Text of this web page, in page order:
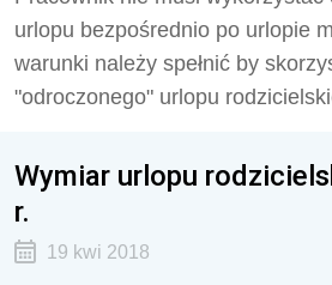
urlopu bezpośrednio po urlopie
warunki należy spełnić by
"odroczonego" urlopu
Wymiar urlopu
r.
19 kwi 2018